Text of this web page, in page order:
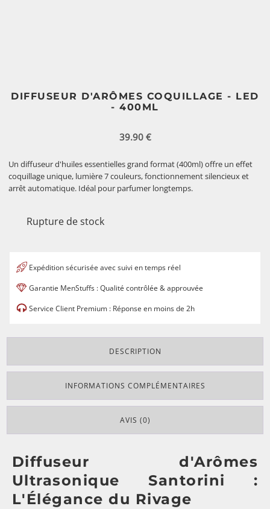
DIFFUSEUR D'ARÔMES COQUILLAGE - LED
- 400ML
39.90 €
Un diffuseur d'huiles essentielles grand format (400ml) offre un effet
coquillage unique, lumière 7 couleurs, fonctionnement silencieux et
arrêt automatique. Idéal pour parfumer longtemps.
Rupture de stock
Expédition sécurisée avec suivi en temps réel
Garantie MenStuffs : Qualité contrôlée & approuvée
Service Client Premium : Réponse en moins de 2h
DESCRIPTION
INFORMATIONS COMPLÉMENTAIRES
AVIS (0)
Diffuseur d'Arômes
Ultrasonique Santorini :
L'Élégance du Rivage